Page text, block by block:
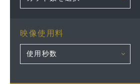
映像使用料